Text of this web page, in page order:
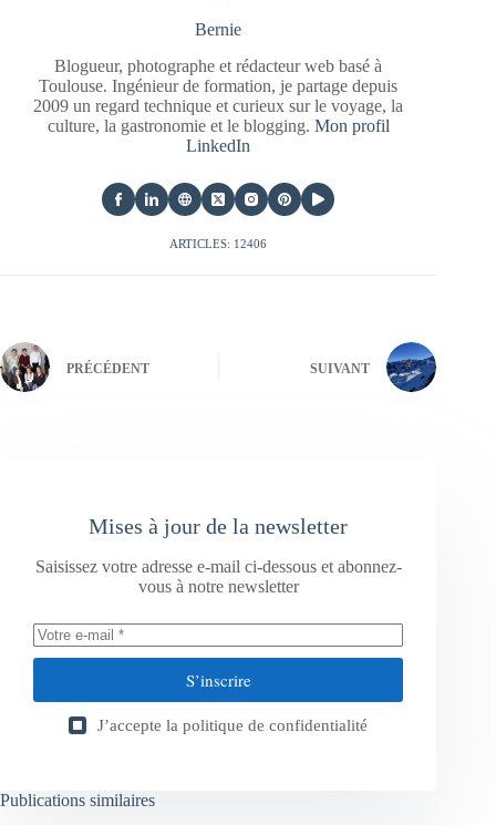
Bernie
Blogueur, photographe et rédacteur web basé à
Toulouse. Ingénieur de formation, je partage depuis
2009 un regard technique et curieux sur le voyage, la
culture, la gastronomie et le blogging. Mon profil
LinkedIn
ARTICLES: 12406
PRÉCÉDENT SUIVANT
Mises à jour de la newsletter
Saisissez votre adresse e-mail ci-dessous et abonnez-
vous à notre newsletter
S’inscrire
J’accepte la politique de confidentialité
Publications similaires